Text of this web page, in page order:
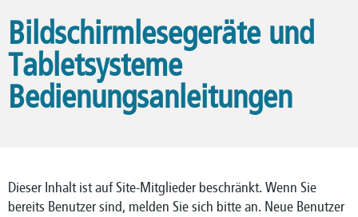
Bildschirmlesegeräte und
Tabletsysteme
Bedienungsanleitungen
Dieser Inhalt ist auf Site-Mitglieder beschränkt. Wenn Sie
bereits Benutzer sind, melden Sie sich bitte an. Neue Benutzer